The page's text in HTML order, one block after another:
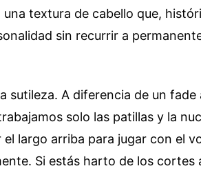
textura de cabello que,
sin recurrir a
sutileza. A diferencia de un
solo las patillas y la
largo arriba para jugar con el
Si estás harto de los cortes